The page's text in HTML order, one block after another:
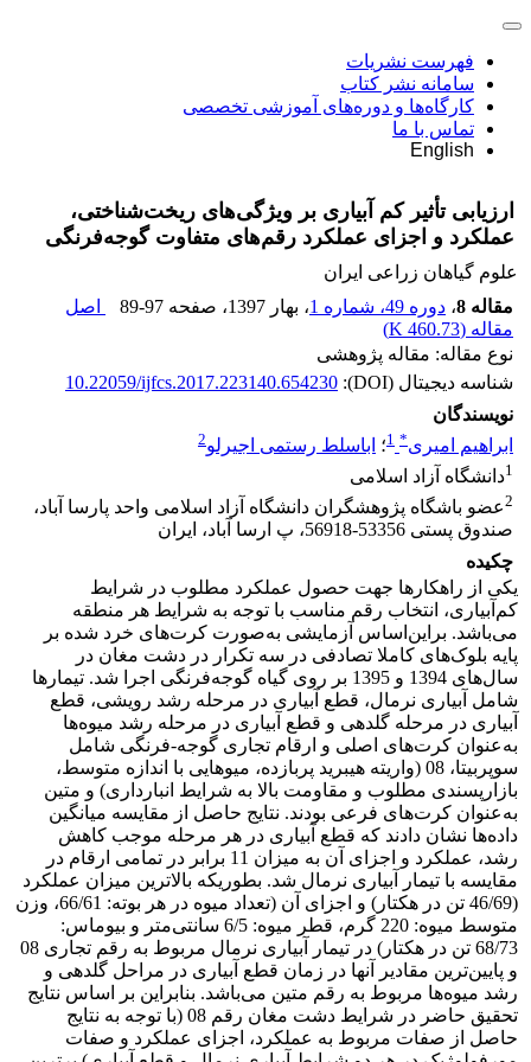
فهرست نشریات
سامانه نشر کتاب
کارگاه‌ها و دوره‌های آموزشی تخصصی
تماس با ما
English
ارزیابی تأثیر کم آبیاری بر ویژگی‌های ریخت‌شناختی،
عملکرد و اجزای عملکرد رقم‌های متفاوت گوجه‌فرنگی
علوم گیاهان زراعی ایران
مقاله 8
، دوره 49، شماره 1 ، بهار 1397 ، صفحه 89-97
اصل
مقاله (460.73 K
)
نوع مقاله: مقاله پژوهشی
شناسه دیجیتال (DOI):
10.22059/ijfcs.2017.223140.654230
نویسندگان
ابراهیم امیری*
1؛ اباسلط رستمی اجیرلو2
1دانشگاه آزاد اسلامی
2عضو باشگاه پژوهشگران دانشگاه آزاد اسلامی واحد پارسا آباد،
صندوق پستی 53356-56918، پ ارسا آباد، ایران
چکیده
یکی از راهکارها جهت حصول عملکرد مطلوب در شرایط
کم‌آبیاری، انتخاب رقم مناسب با توجه به شرایط هر منطقه
می‌باشد. براین‌اساس آزمایشی به‌صورت کرت‌های خرد شده بر
پایه بلوک‌های کاملا تصادفی در سه تکرار در دشت مغان در
سال‌های 1394 و 1395 بر روی گیاه گوجه‌فرنگی اجرا شد. تیمارها
شامل آبیاری نرمال، قطع آبیاری در مرحله رشد رویشی، قطع
آبیاری در مرحله گلدهی و قطع آبیاری در مرحله رشد میوه‌ها
به‌عنوان کرت‌های اصلی و ارقام تجاری گوجه-فرنگی شامل
سوپربیتا، 08 (واریته هیبرید پربازده، میوهایی با اندازه متوسط،
بازارپسندی مطلوب و مقاومت بالا به شرایط انبارداری) و متین
به‌عنوان کرت‌های فرعی بودند. نتایج حاصل از مقایسه میانگین
داده‌ها نشان دادند که قطع آبیاری در هر مرحله موجب کاهش
رشد، عملکرد و اجزای آن به میزان 11 برابر در تمامی ارقام در
مقایسه با تیمار آبیاری نرمال شد. بطوریکه بالاترین میزان عملکرد
(46/69 تن در هکتار) و اجزای آن (تعداد میوه در هر بوته: 66/61، وزن
متوسط میوه: 220 گرم، قطر میوه: 6/5 سانتی‌متر و بیوماس:
68/73 تن در هکتار) در تیمار آبیاری نرمال مربوط به رقم تجاری 08
و پایین‌ترین مقادیر آنها در زمان قطع آبیاری در مراحل گلدهی و
رشد میوه‌ها مربوط به رقم متین می‌باشد. بنابراین بر اساس نتایج
تحقیق حاضر در شرایط دشت مغان رقم 08 (با توجه به نتایج
حاصل از صفات مربوط به عملکرد، اجزای عملکرد و صفات